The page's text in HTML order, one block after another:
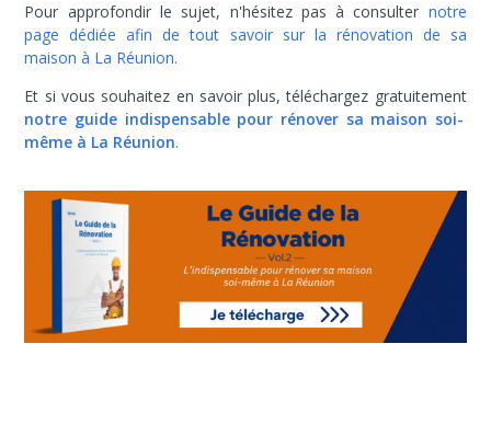
Pour approfondir le sujet, n'hésitez pas à consulter notre
page dédiée afin de tout savoir sur la rénovation de sa
maison à La Réunion.
Et si vous souhaitez en savoir plus, téléchargez gratuitement
notre guide indispensable pour rénover sa maison soi-
même à La Réunion.